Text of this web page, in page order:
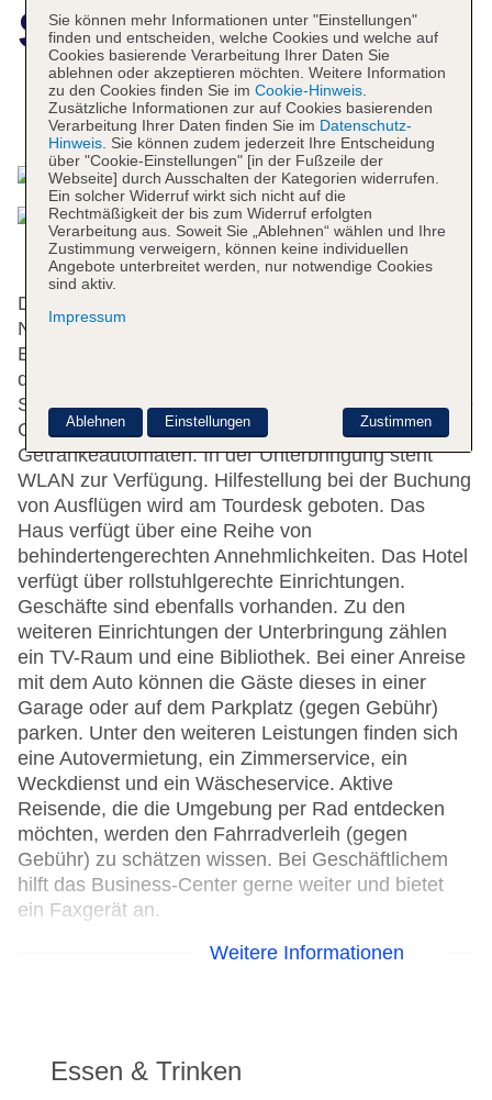
Square
Das bietet Ihre Unterkunft
Das Hotel mit einem Aufzug verfügt über 180
Nichtraucherzimmer. An der Rezeption im
Empfangsbereich steht englisch- und
deutschsprachiges Personal mit Rat und Tat zur
Seite. Die Einrichtung umfasst eine Garderobe, eine
Gepäckaufbewahrung, einen Safe und einen
Getränkeautomaten. In der Unterbringung steht
WLAN zur Verfügung. Hilfestellung bei der Buchung
von Ausflügen wird am Tourdesk geboten. Das
Haus verfügt über eine Reihe von
behindertengerechten Annehmlichkeiten. Das Hotel
verfügt über rollstuhlgerechte Einrichtungen.
Geschäfte sind ebenfalls vorhanden. Zu den
weiteren Einrichtungen der Unterbringung zählen
ein TV-Raum und eine Bibliothek. Bei einer Anreise
mit dem Auto können die Gäste dieses in einer
Garage oder auf dem Parkplatz (gegen Gebühr)
parken. Unter den weiteren Leistungen finden sich
eine Autovermietung, ein Zimmerservice, ein
Weckdienst und ein Wäscheservice. Aktive
Reisende, die die Umgebung per Rad entdecken
möchten, werden den Fahrradverleih (gegen
Gebühr) zu schätzen wissen. Bei Geschäftlichem
hilft das Business-Center gerne weiter und bietet
ein Faxgerät an.
Konferenzraum
Garage
Weitere Informationen
Essen & Trinken
Sie können mehr Informationen unter "Einstellungen"
finden und entscheiden, welche Cookies und welche auf
Cookies basierende Verarbeitung Ihrer Daten Sie
ablehnen oder akzeptieren möchten. Weitere Information
zu den Cookies finden Sie im Cookie-Hinweis.
Zusätzliche Informationen zur auf Cookies basierenden
Verarbeitung Ihrer Daten finden Sie im Datenschutz-
Hinweis. Sie können zudem jederzeit Ihre Entscheidung
über "Cookie-Einstellungen" [in der Fußzeile der
Webseite] durch Ausschalten der Kategorien widerrufen.
Ein solcher Widerruf wirkt sich nicht auf die
Rechtmäßigkeit der bis zum Widerruf erfolgten
Verarbeitung aus. Soweit Sie „Ablehnen“ wählen und Ihre
Zustimmung verweigern, können keine individuellen
Angebote unterbreitet werden, nur notwendige Cookies
sind aktiv.
Impressum
Zustimmen
Ablehnen Einstellungen